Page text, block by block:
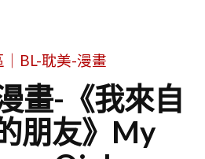
｜BL-耽美-漫畫
畫-《我來自
朋友》My